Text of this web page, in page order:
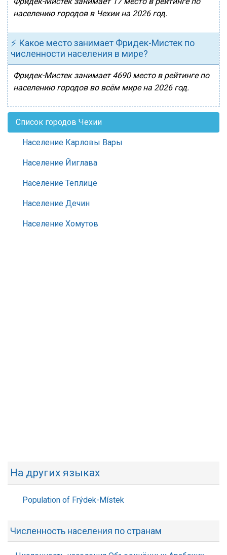
населению городов в Чехии на 2026 год.
⚡ Какое место занимает Фридек-Мистек по
численности населения в мире?
Фридек-Мистек занимает 4690 место в рейтинге по
населению городов во всём мире на 2026 год.
Список городов Чехии
Население Карловы Вары
Население Йиглава
Население Теплице
Население Дечин
Население Хомутов
На других языках
Population of Frýdek-Místek
Численность населения по странам